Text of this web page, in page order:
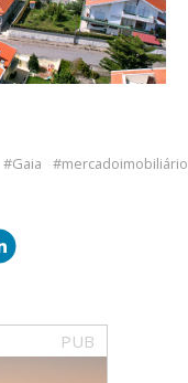
Gaia mercadoimobiliário
PUB